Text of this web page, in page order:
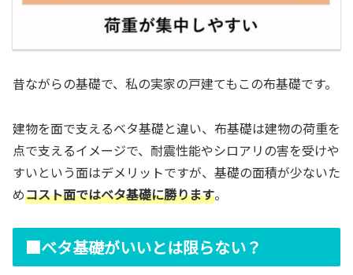
昔ながらの基礎で、私の実家の戸建てもこの布基礎です。
建物を面で支えるベタ基礎と違い、布基礎は建物の荷重を
点で支えるイメージで、耐震性能やシロアリの害を受けや
すいという面はデメリットですが、基礎の面積が少ないた
めコスト面ではベタ基礎に勝ります。
■ベタ基礎がいいとは限らない？